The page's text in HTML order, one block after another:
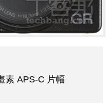
素 APS-C 片幅